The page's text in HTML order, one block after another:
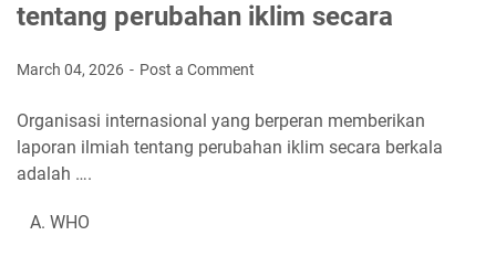
tentang perubahan iklim secara
March 04, 2026 Post a Comment
Organisasi internasional yang berperan memberikan
laporan ilmiah tentang perubahan iklim secara berkala
adalah ….
A. WHO